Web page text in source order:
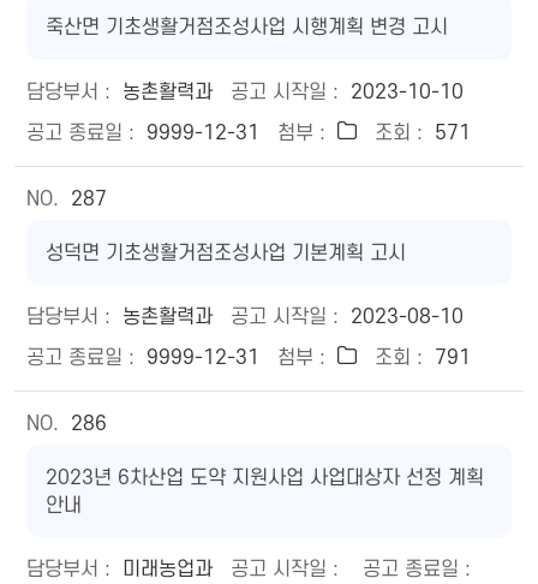
죽산면 기초생활거점조성사업 시행계획 변경 고시
농촌활력과
2023-10-10
9999-12-31
571
287
성덕면 기초생활거점조성사업 기본계획 고시
농촌활력과
2023-08-10
9999-12-31
791
286
2023년 6차산업 도약 지원사업 사업대상자 선정 계획
안내
미래농업과